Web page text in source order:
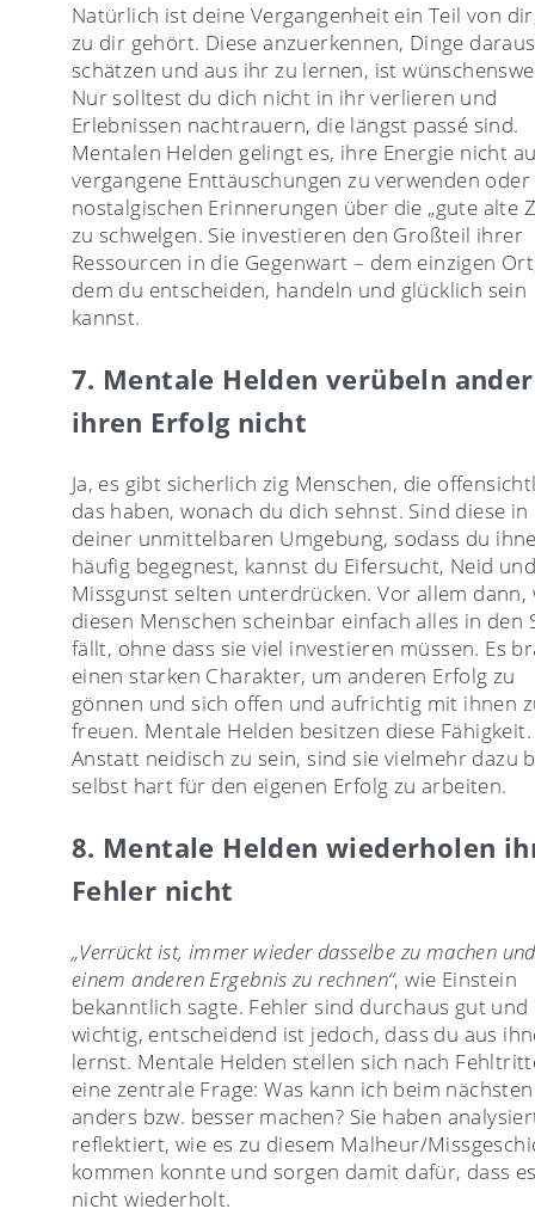
Natürlich ist deine Vergangenheit ein Teil von
zu dir gehört. Diese anzuerkennen, Dinge
schätzen und aus ihr zu lernen, ist
Nur solltest du dich nicht in ihr verlieren und
Erlebnissen nachtrauern, die längst passé sind.
Mentalen Helden gelingt es, ihre Energie nicht
vergangene Enttäuschungen zu verwenden
nostalgischen Erinnerungen über die „gute alte
zu schwelgen. Sie investieren den Großteil ihrer
Ressourcen in die Gegenwart – dem einzigen
dem du entscheiden, handeln und glücklich sein
kannst.
7. Mentale Helden verübeln
ihren Erfolg nicht
Ja, es gibt sicherlich zig Menschen, die
das haben, wonach du dich sehnst. Sind diese in
deiner unmittelbaren Umgebung, sodass du
häufig begegnest, kannst du Eifersucht, Neid
Missgunst selten unterdrücken. Vor allem dann,
diesen Menschen scheinbar einfach alles in den
fällt, ohne dass sie viel investieren müssen. Es
einen starken Charakter, um anderen Erfolg zu
gönnen und sich offen und aufrichtig mit ihnen
freuen. Mentale Helden besitzen diese Fähigkeit.
Anstatt neidisch zu sein, sind sie vielmehr dazu
selbst hart für den eigenen Erfolg zu arbeiten.
8. Mentale Helden wiederholen
Fehler nicht
„Verrückt ist, immer wieder dasselbe zu machen
einem anderen Ergebnis zu rechnen“, wie Einstein
bekanntlich sagte. Fehler sind durchaus gut und
wichtig, entscheidend ist jedoch, dass du aus
lernst. Mentale Helden stellen sich nach
eine zentrale Frage: Was kann ich beim
anders bzw. besser machen? Sie haben
reflektiert, wie es zu diesem Malheur/
kommen konnte und sorgen damit dafür, dass
nicht wiederholt.